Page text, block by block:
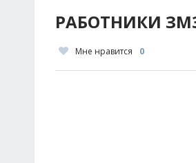
РАБОТНИКИ
Мне нравится 0